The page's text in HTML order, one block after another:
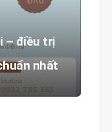
– điều trị
nhất